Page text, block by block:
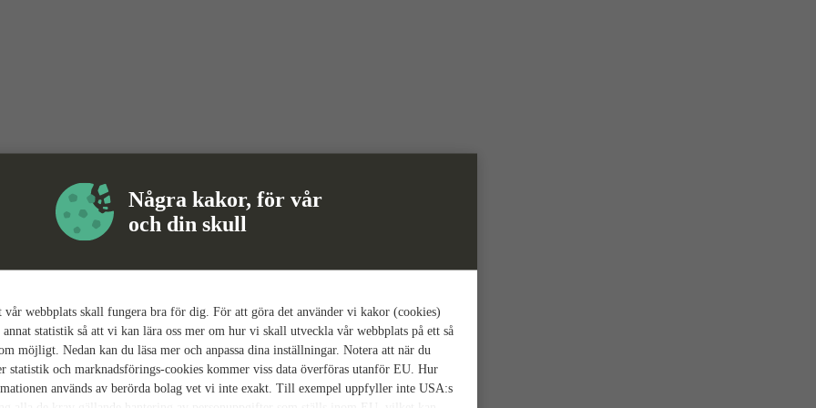
Några kakor, för vår
och din skull
webbplats skall fungera bra för dig. För att göra det använder vi kakor (cookies)
statistik så att vi kan lära oss mer om hur vi skall utveckla vår webbplats på ett så
möjligt. Nedan kan du läsa mer och anpassa dina inställningar. Notera att när du
statistik och marknadsförings-cookies kommer viss data överföras utanför EU. Hur
används av berörda bolag vet vi inte exakt. Till exempel uppfyller inte USA:s